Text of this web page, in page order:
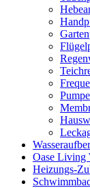
Oase Living
Heizungs-